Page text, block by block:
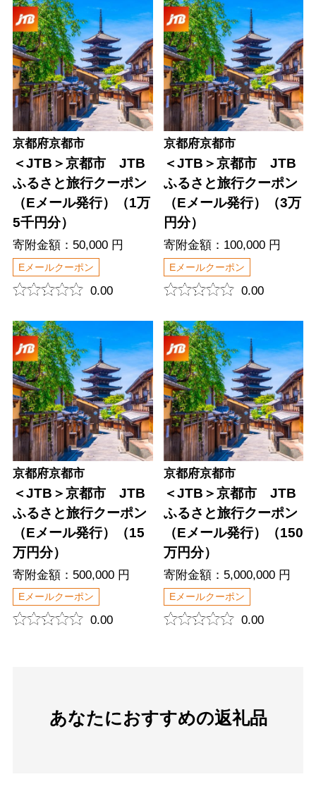
京都府京都市
＜JTB＞京都市 JTB
ふるさと旅行クーポン
（Eメール発行）（1万
5千円分）
寄附金額：50,000 円
Eメールクーポン
0.00
京都府京都市
＜JTB＞京都市 JTB
ふるさと旅行クーポン
（Eメール発行）（3万
円分）
寄附金額：100,000 円
Eメールクーポン
0.00
京都府京都市
＜JTB＞京都市 JTB
ふるさと旅行クーポン
（Eメール発行）（15
万円分）
寄附金額：500,000 円
Eメールクーポン
0.00
京都府京都市
＜JTB＞京都市 JTB
ふるさと旅行クーポン
（Eメール発行）（150
万円分）
寄附金額：5,000,000 円
Eメールクーポン
0.00
あなたにおすすめの返礼品